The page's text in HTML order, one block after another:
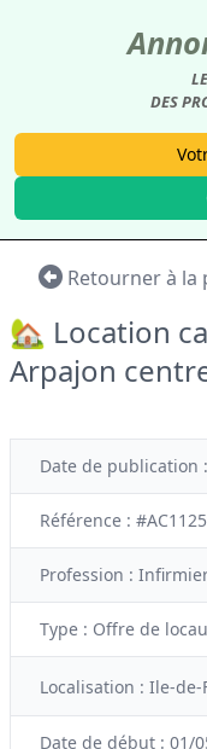
DES
Retourner à la
🏡 Location
Arpajon
Date de publication
Référence :
Profession :
Type : Offre de
Localisation : Ile-de-
Date de début : 01/